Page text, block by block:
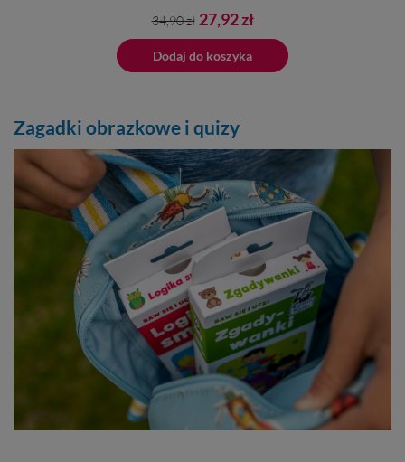
Cena
podstawowa
34,90 zł Cena
27,92 zł
Dodaj do koszyka
Zagadki obrazkowe i quizy